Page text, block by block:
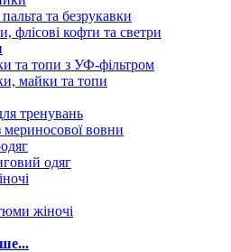
та безрукавки
флісові кофти та светри
та топи з УФ-фільтром
майки та топи
тренувань
вовни
одяг
жіночі